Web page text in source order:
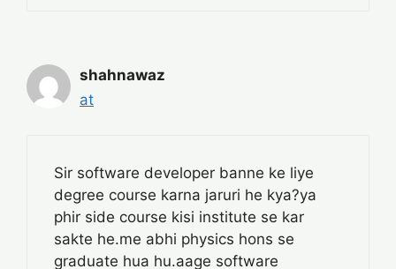
shahnawaz
at
Sir software developer banne ke liye
degree course karna jaruri he kya?ya
phir side course kisi institute se kar
sakte he.me abhi physics hons se
graduate hua hu.aage software